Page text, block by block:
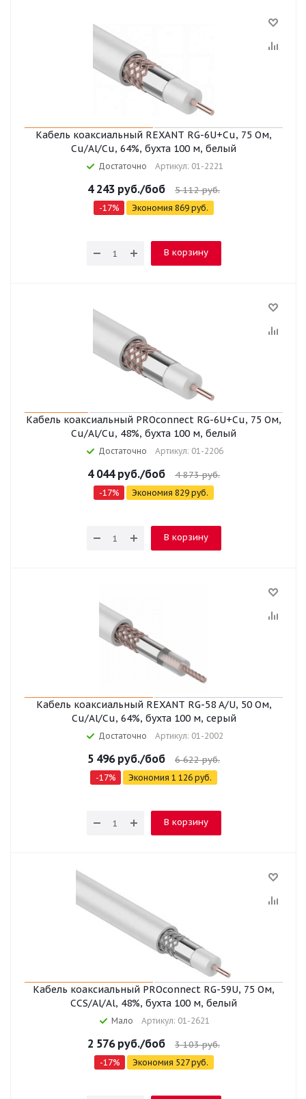
Кабель коаксиальный REXANT RG-6U+Cu, 75 Ом,
Cu/Al/Cu, 64%, бухта 100 м, белый
Достаточно Артикул: 01-2221
4 243 руб./боб 5 112руб.
-17% Экономия 869 руб.
В корзину
Кабель коаксиальный PROconnect RG-6U+Cu, 75 Ом,
Cu/Al/Cu, 48%, бухта 100 м, белый
Достаточно Артикул: 01-2206
4 044руб./боб 4 873руб.
-17% Экономия 829 руб.
В корзину
Кабель коаксиальный REXANT RG-58 A/U, 50 Ом,
Cu/Al/Cu, 64%, бухта 100 м, серый
Достаточно Артикул: 01-2002
5 496руб./боб 6 622руб.
-17% Экономия 1 126 руб.
В корзину
Кабель коаксиальный PROconnect RG-59U, 75 Ом,
CCS/Al/Al, 48%, бухта 100 м, белый
Мало Артикул: 01-2621
2 576руб./боб 3 103руб.
-17% Экономия 527руб.